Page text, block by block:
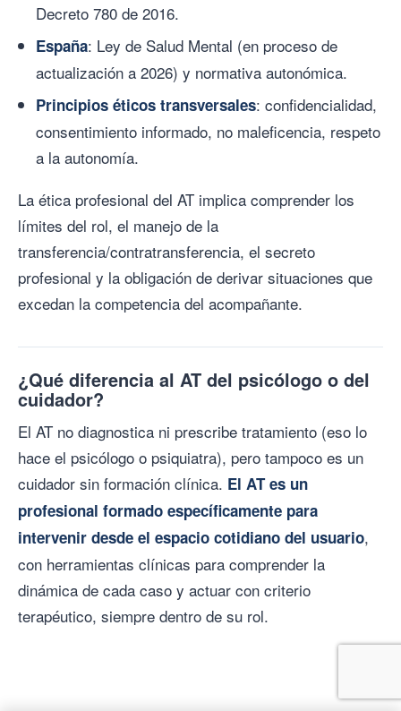
Decreto 780 de 2016.
España: Ley de Salud Mental (en proceso de
actualización a 2026) y normativa autonómica.
Principios éticos transversales: confidencialidad,
consentimiento informado, no maleficencia, respeto
a la autonomía.
La ética profesional del AT implica comprender los
límites del rol, el manejo de la
transferencia/contratransferencia, el secreto
profesional y la obligación de derivar situaciones que
excedan la competencia del acompañante.
¿Qué diferencia al AT del psicólogo o del
cuidador?
El AT no diagnostica ni prescribe tratamiento (eso lo
hace el psicólogo o psiquiatra), pero tampoco es un
cuidador sin formación clínica. El AT es un
profesional formado específicamente para
intervenir desde el espacio cotidiano del usuario,
con herramientas clínicas para comprender la
dinámica de cada caso y actuar con criterio
terapéutico, siempre dentro de su rol.
Comenzá el Experto en AT desde el principio — Módulo I